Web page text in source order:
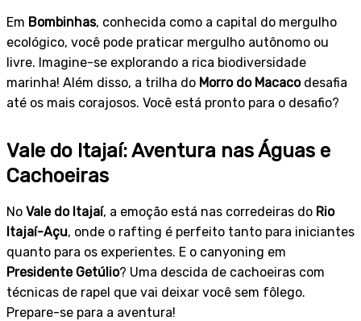
Em Bombinhas, conhecida como a capital do mergulho
ecológico, você pode praticar mergulho autônomo ou
livre. Imagine-se explorando a rica biodiversidade
marinha! Além disso, a trilha do Morro do Macacodesafia
até os mais corajosos. Você está pronto para o desafio?
Vale do Itajaí: Aventura nas Águas e
Cachoeiras
No Vale do Itajaí, a emoção está nas corredeiras do Rio
Itajaí-Açu, onde o rafting é perfeito tanto para iniciantes
quanto para os experientes. E o canyoning em
Presidente Getúlio? Uma descida de cachoeiras com
técnicas de rapel que vai deixar você sem fôlego.
Prepare-se para a aventura!